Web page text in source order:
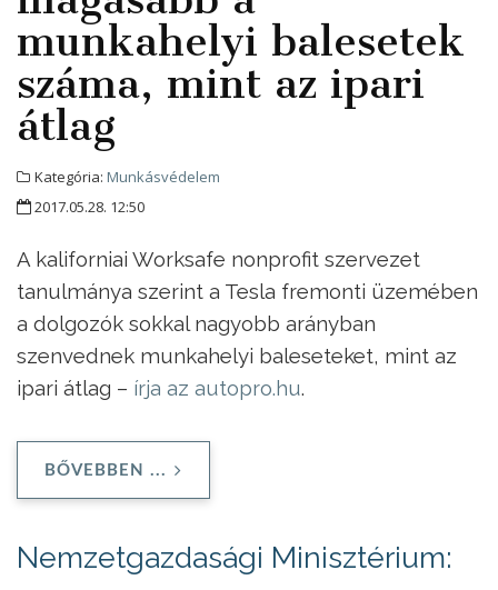
munkahelyi balesetek
száma, mint az ipari
átlag
Kategória: Munkásvédelem
2017.05.28. 12:50
A kaliforniai Worksafe nonprofit szervezet
tanulmánya szerint a Tesla fremonti üzemében
a dolgozók sokkal nagyobb arányban
szenvednek munkahelyi baleseteket, mint az
ipari átlag – írja az autopro.hu.
BŐVEBBEN ...
Nemzetgazdasági Minisztérium: